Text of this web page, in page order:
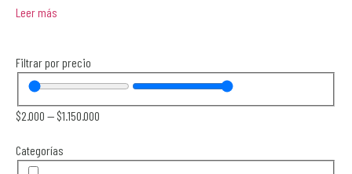
Leer más
Filtrar por precio
$2.000 — $1.150.000
Categorías